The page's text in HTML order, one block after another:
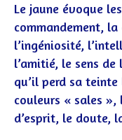
Le jaune évoque
commandement,
l’ingéniosité,
l’amitié, le sens
qu’il perd sa teinte
couleurs « sales »,
d’esprit, le doute,